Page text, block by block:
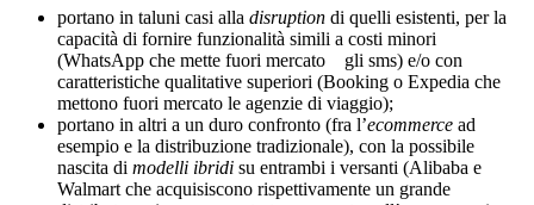
portano in taluni casi alla disruption di quelli esistenti, per la
capacità di fornire funzionalità simili a costi minori
(WhatsApp che mette fuori mercato gli sms) e/o con
caratteristiche qualitative superiori (Booking o Expedia che
mettono fuori mercato le agenzie di viaggio);
portano in altri a un duro confronto (fra l’ecommerce ad
esempio e la distribuzione tradizionale), con la possibile
nascita di modelli ibridi su entrambi i versanti (Alibaba e
Walmart che acquisiscono rispettivamente un grande